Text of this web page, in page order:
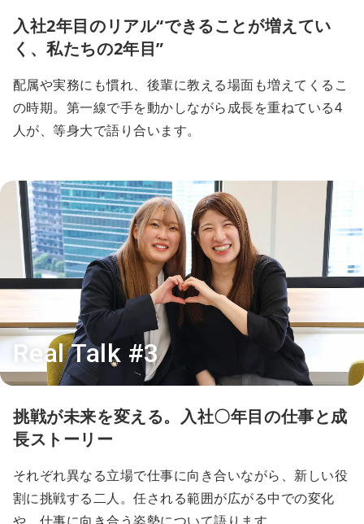
入社2年目のリアル“できることが増えてい
く、私たちの2年目”
配属や実務にも慣れ、後輩に教える場面も増えてくるこ
の時期。第一線で手を動かしながら成長を重ねている4
人が、等身大で語り合います。
Real Talk #3
挑戦が未来を変える。入社〇年目の仕事と成
長ストーリー
それぞれ異なる立場で仕事に向き合いながら、新しい役
割に挑戦する二人。任される範囲が広がる中での変化